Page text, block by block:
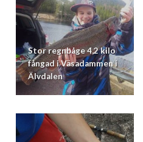
Stor regnbåge 4,2 kilo
fångad i Väsadammen i
Älvdalen